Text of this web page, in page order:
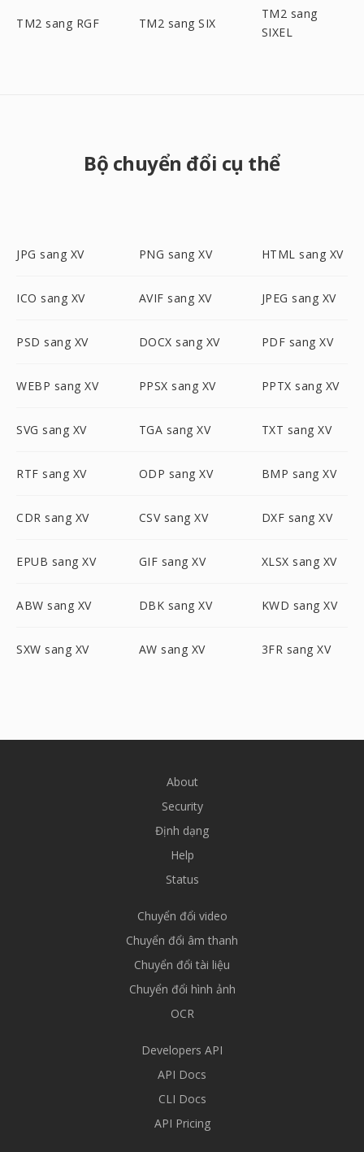
TM2 sang RGF TM2 sang SIX
TM2 sang
SIXEL
Bộ chuyển đổi cụ thể
JPG sang XV PNG sang XV HTML sang XV
ICO sang XV AVIF sang XV JPEG sang XV
PSD sang XV DOCX sang XV PDF sang XV
WEBP sang XV PPSX sang XV PPTX sang XV
SVG sang XV TGA sang XV TXT sang XV
RTF sang XV ODP sang XV BMP sang XV
CDR sang XV CSV sang XV DXF sang XV
EPUB sang XV GIF sang XV XLSX sang XV
ABW sang XV DBK sang XV KWD sang XV
SXW sang XV AW sang XV 3FR sang XV
About
Security
Định dạng
Help
Status
Chuyển đổi video
Chuyển đổi âm thanh
Chuyển đổi tài liệu
Chuyển đổi hình ảnh
OCR
Developers API
API Docs
CLI Docs
API Pricing